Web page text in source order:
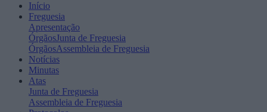
Início
Freguesia
Apresentação
ÓrgãosJunta de Freguesia
ÓrgãosAssembleia de Freguesia
Notícias
Minutas
Atas
Junta de Freguesia
Assembleia de Freguesia